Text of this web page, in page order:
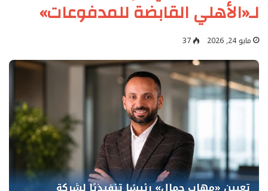
لـ«الأهلي القابضة للمدفوعات»
مايو 24, 2026 37